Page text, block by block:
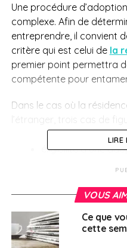
Une procédure
complexe. Afin de
entreprendre, il convient
critère qui est celui de la
premier point permettra
compétente pour
Dans le cas où la
éligibilité à une
prohibition de
résidence.
Ensuite, il sera important
LIRE
VOUS
Ce que
cette